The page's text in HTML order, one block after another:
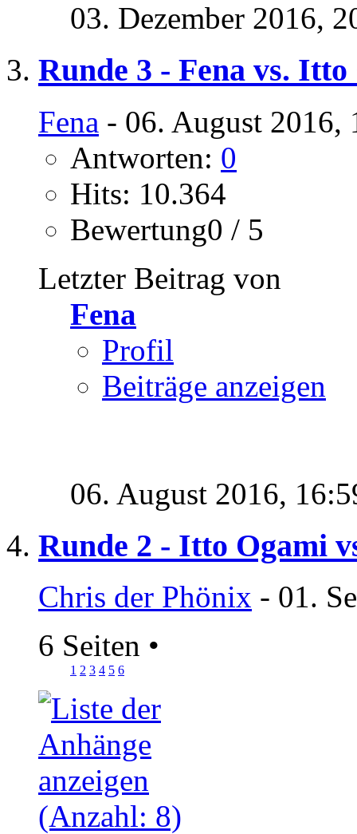
03. Dezember 2016,
Runde 3 - Fena vs.
Fena - 06. August 2016,
Antworten: 0
Hits: 10.364
Bewertung0 / 5
Letzter Beitrag von
Fena
Profil
Beiträge anzeigen
06. August 2016,
Runde 2 - Itto Ogami
Chris der Phönix - 01.
6 Seiten •
1 2 3 4 5 6